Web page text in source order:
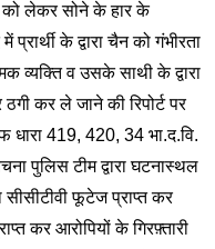
लेकर सोने के हार के
के द्वारा चैन को गंभीरता
व्यक्ति व उसके साथी के द्वारा
कर ले जाने की रिपोर्ट पर
419, 420, 34 भा.द.वि.
पुलिस टीम द्वारा घटनास्थल
फूटेज प्राप्त कर
कर आरोपियों के गिरफ़्तारी